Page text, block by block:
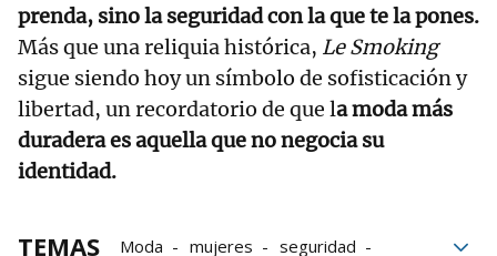
prenda, sino la seguridad con la que te la pones.
Más que una reliquia histórica, Le Smoking
sigue siendo hoy un símbolo de sofisticación y
libertad, un recordatorio de que la moda más
duradera es aquella que no negocia su
identidad.
TEMAS Moda mujeres
seguridad